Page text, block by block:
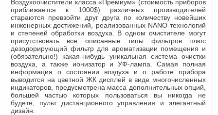
Воздухоочистители класса «Премиум» (стоимость приборов
приближается к 1000$) различных производителей
стараются превзойти друг друга по количеству новейших
инженерных достижений, реализованных NANO-технологий
и степеней обработки воздуха. В одном очистителе могут
присутствовать все описанные типы фильтров плюс
дезодорирующий фильтр для ароматизации помещения и
(обязательно!) какая-нибудь уникальная система очистки
воздуха, а также ионизатор и УФ-лампа. Самая полная
информация о состоянии воздуха и о работе прибора
выводится на цветной ЖК дисплей в виде многочисленных
индикаторов, предусмотрена масса дополнительных опций,
большей частью которых пользоваться вы никогда не
будете, пульт дистанционного управления и элегантный
дизайн.